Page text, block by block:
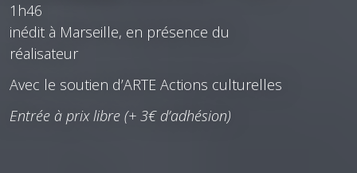
1h46
inédit à Marseille, en présence du
réalisateur
Avec le soutien d’ARTE Actions culturelles
Entrée à prix libre (+ 3€ d’adhésion)